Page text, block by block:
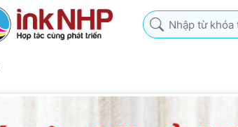
Nhập từ khóa tìm